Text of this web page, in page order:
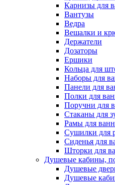
Карнизы для
Вантузы
Ведра
Вешалки и
Держатели
Дозаторы
Ершики
Кольца для
Наборы для
Панели для
Полки для
Поручни для
Стаканы для
Рамы для
Сушилки для
Сиденья для
Шторки для
Душевые кабины,
Душевые
Душевые